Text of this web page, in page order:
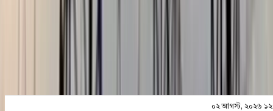
প্রিন্ট এন্ড সেভ
০২ আগস্ট, ২০২৬